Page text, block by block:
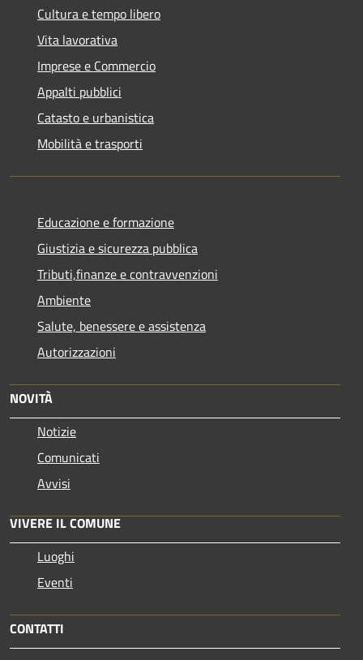
Cultura e tempo libero
Vita lavorativa
Imprese e Commercio
Appalti pubblici
Catasto e urbanistica
Mobilità e trasporti
Educazione e formazione
Giustizia e sicurezza pubblica
Tributi,finanze e contravvenzioni
Ambiente
Salute, benessere e assistenza
Autorizzazioni
NOVITÀ
Notizie
Comunicati
Avvisi
VIVERE IL COMUNE
Luoghi
Eventi
CONTATTI